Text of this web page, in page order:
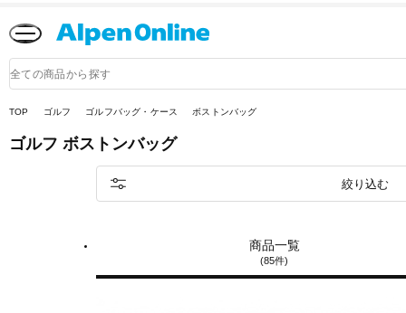
品
検
TOP
ゴルフ ゴルフバッグ・ケース ボストンバッグ
ゴルフ ボストンバッグ
商品一覧
(85件)
絞り込む